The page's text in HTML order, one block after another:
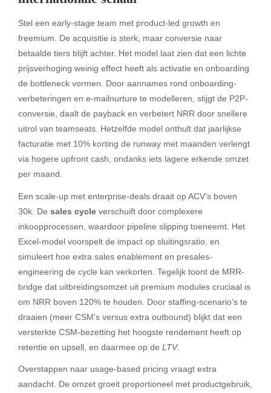
Stel een early-stage team met product-led growth en
freemium. De acquisitie is sterk, maar conversie naar
betaalde tiers blijft achter. Het model laat zien dat een lichte
prijsverhoging weinig effect heeft als activatie en onboarding
de bottleneck vormen. Door aannames rond onboarding-
verbeteringen en e-mailnurture te modelleren, stijgt de P2P-
conversie, daalt de payback en verbetert NRR door snellere
uitrol van teamseats. Hetzelfde model onthult dat jaarlijkse
facturatie met 10% korting de runway met maanden verlengt
via hogere upfront cash, ondanks iets lagere erkende omzet
per maand.
Een scale-up met enterprise-deals draait op ACV’s boven
30k. De sales cycle verschuift door complexere
inkoopprocessen, waardoor pipeline slipping toeneemt. Het
Excel-model voorspelt de impact op sluitingsratio, en
simuleert hoe extra sales enablement en presales-
engineering de cycle kan verkorten. Tegelijk toont de MRR-
bridge dat uitbreidingsomzet uit premium modules cruciaal is
om NRR boven 120% te houden. Door staffing-scenario’s te
draaien (meer CSM’s versus extra outbound) blijkt dat een
versterkte CSM-bezetting het hoogste rendement heeft op
retentie en upsell, en daarmee op de LTV.
Overstappen naar usage-based pricing vraagt extra
aandacht. De omzet groeit proportioneel met productgebruik,